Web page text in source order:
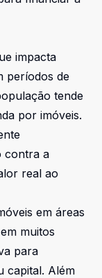
impacta
períodos de
tende
por imóveis.
contra a
real ao
em áreas
muitos
para
capital. Além